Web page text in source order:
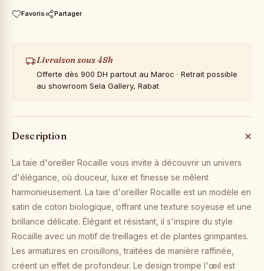
Favoris Partager
Livraison sous 48h
Offerte dès 900 DH partout au Maroc · Retrait possible
au showroom Sela Gallery, Rabat
Description
La taie d'oreiller Rocaille vous invite à découvrir un univers
d'élégance, où douceur, luxe et finesse se mêlent
harmonieusement. La taie d'oreiller Rocaille est un modèle en
satin de coton biologique, offrant une texture soyeuse et une
brillance délicate. Élégant et résistant, il s'inspire du style
Rocaille avec un motif de treillages et de plantes grimpantes.
Les armatures en croisillons, traitées de manière raffinée,
créent un effet de profondeur. Le design trompe l'œil est